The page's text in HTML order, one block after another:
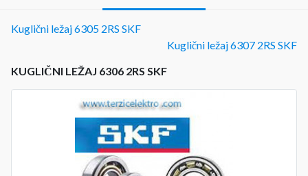
Kuglični ležaj 6305 2RS SKF
Kuglični ležaj 6307 2RS SKF
KUGLIČNI LEŽAJ 6306 2RS SKF